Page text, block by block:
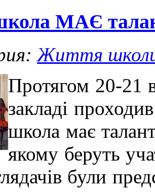
МАЄ
Життя
Протягом 20-21
закладі
школа має
якому беруть
були